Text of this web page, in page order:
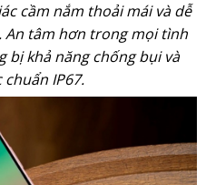
cầm nắm thoải mái và dễ
An tâm hơn trong mọi tình
bị khả năng chống bụi và
IP67.